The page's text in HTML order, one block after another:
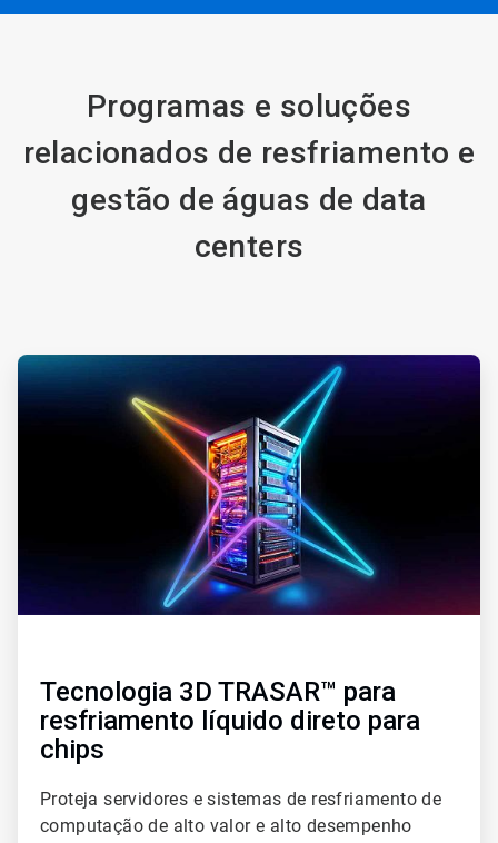
Programas e soluções
relacionados de resfriamento e
gestão de águas de data
centers
ArticleTile
1
Tecnologia 3D TRASAR™ para
resfriamento líquido direto para
chips
Proteja servidores e sistemas de resfriamento de
computação de alto valor e alto desempenho